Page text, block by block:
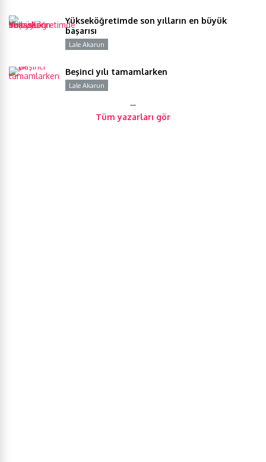
Yükseköğretimde son yılların en büyük
başarısı
Lale Akarun
Beşinci yılı tamamlarken
Lale Akarun
…
Tüm yazarları gör